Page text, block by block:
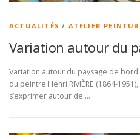
ACTUALITÉS / ATELIER
Variation autour du
Variation autour du paysage de
du peintre Henri RIVIÈRE (1864-
s’exprimer autour de …